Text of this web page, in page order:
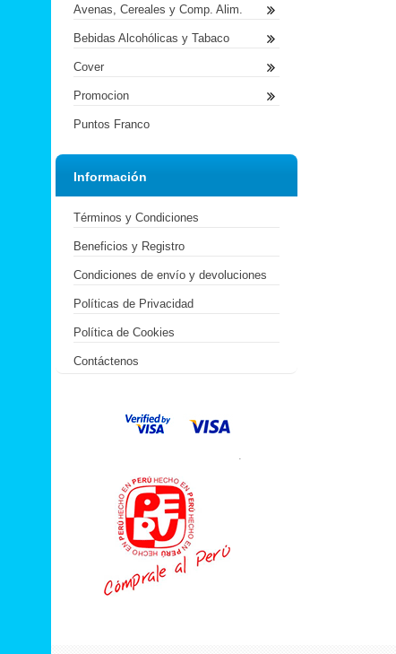
Avenas, Cereales y Comp. Alim.
Bebidas Alcohólicas y Tabaco
Cover
Promocion
Puntos Franco
Información
Términos y Condiciones
Beneficios y Registro
Condiciones de envío y devoluciones
Políticas de Privacidad
Política de Cookies
Contáctenos
.